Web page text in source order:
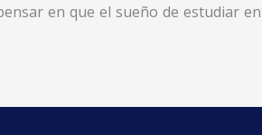
en que el sueño de estudiar en